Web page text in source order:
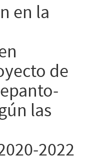
en la
de
las
2022